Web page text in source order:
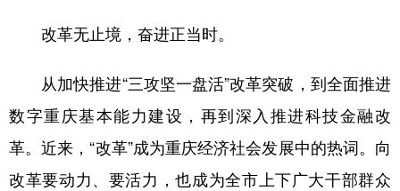
改革无止境，奋进正当时。
从加快推进“三攻坚一盘活”改革突破，到全面推进
数字重庆基本能力建设，再到深入推进科技金融改
革。近来，“改革”成为重庆经济社会发展中的热词。向
改革要动力、要活力，也成为全市上下广大干部群众